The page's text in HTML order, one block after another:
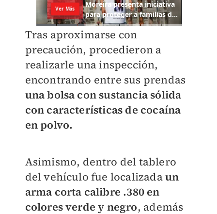
Tras aproximarse con
precaución, procedieron a
realizarle una inspección,
encontrando entre sus prendas
una bolsa con sustancia sólida
con características de cocaína
en polvo.
Asimismo, dentro del tablero
del vehículo fue localizadaun
arma corta calibre .380 en
colores verde y negro, además